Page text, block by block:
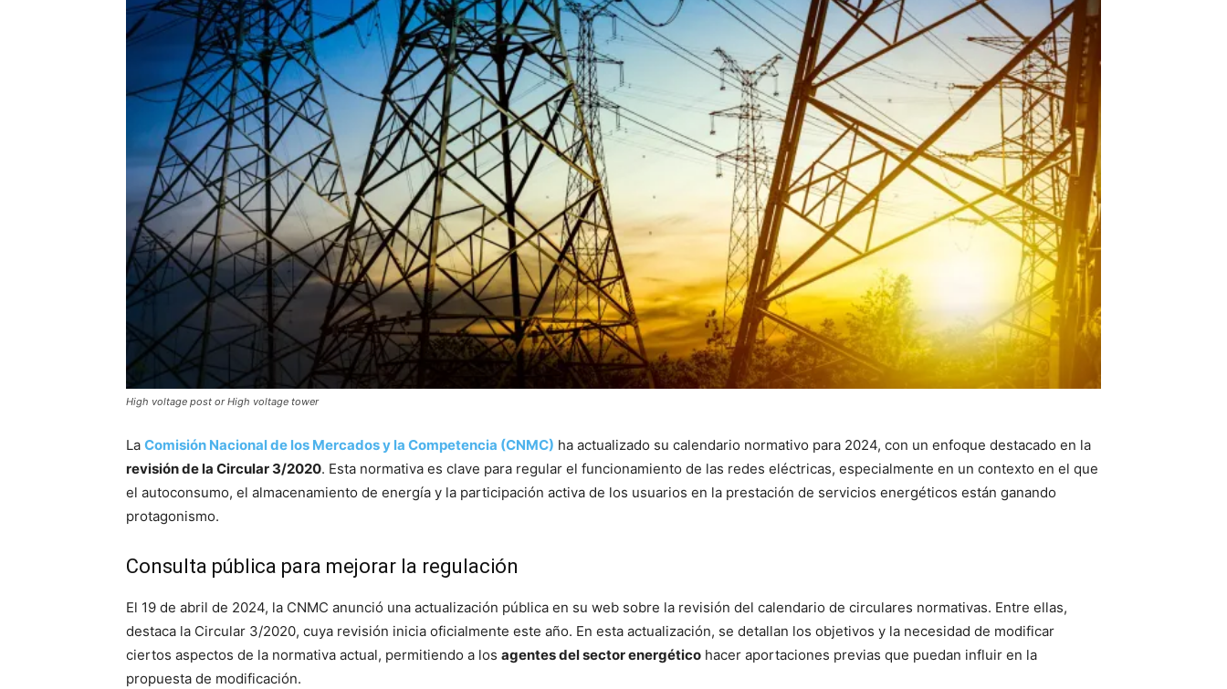
High voltage post or High voltage tower
La Comisión Nacional de los Mercados y la Competencia (CNMC) ha actualizado su calendario normativo para 2024, con un enfoque destacado en la
revisión de la Circular 3/2020. Esta normativa es clave para regular el funcionamiento de las redes eléctricas, especialmente en un contexto en el que
el autoconsumo, el almacenamiento de energía y la participación activa de los usuarios en la prestación de servicios energéticos están ganando
protagonismo.
Consulta pública para mejorar la regulación
El 19 de abril de 2024, la CNMC anunció una actualización pública en su web sobre la revisión del calendario de circulares normativas. Entre ellas,
destaca la Circular 3/2020, cuya revisión inicia oficialmente este año. En esta actualización, se detallan los objetivos y la necesidad de modificar
ciertos aspectos de la normativa actual, permitiendo a los agentes del sector energético hacer aportaciones previas que puedan influir en la
propuesta de modificación.